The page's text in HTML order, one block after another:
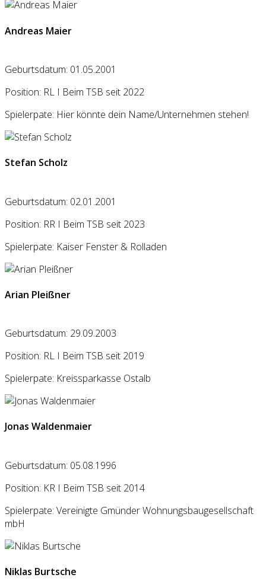
Andreas Maier
Geburtsdatum: 01.05.2001
Position: RL I Beim TSB seit 2022
Spielerpate: Hier könnte dein Name/Unternehmen stehen!
Stefan Scholz
Geburtsdatum: 02.01.2001
Position: RR I Beim TSB seit 2023
Spielerpate: Kaiser Fenster & Rolladen
Arian Pleißner
Geburtsdatum: 29.09.2003
Position: RL I Beim TSB seit 2019
Spielerpate: Kreissparkasse Ostalb
Jonas Waldenmaier
Geburtsdatum: 05.08.1996
Position: KR I Beim TSB seit 2014
Spielerpate: Vereinigte Gmünder Wohnungsbaugesellschaft
mbH
Niklas Burtsche